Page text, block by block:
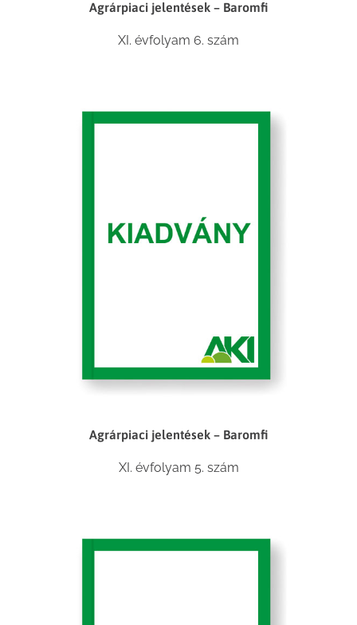
Agrárpiaci jelentések – Baromfi
XI. évfolyam 6. szám
Agrárpiaci jelentések – Baromfi
XI. évfolyam 5. szám